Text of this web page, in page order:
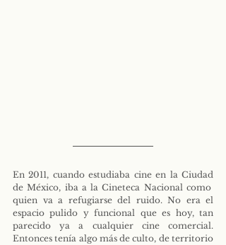
En 2011, cuando estudiaba cine en la Ciudad
de México, iba a la Cineteca Nacional como
quien va a refugiarse del ruido. No era el
espacio pulido y funcional que es hoy, tan
parecido ya a cualquier cine comercial.
Entonces tenía algo más de culto, de territorio